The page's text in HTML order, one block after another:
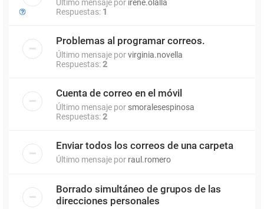
Último mensaje por irene.olalla
Respuestas: 1
Problemas al programar correos.
Último mensaje porvirginia.novella
Respuestas:2
Cuenta de correo en el móvil
Último mensaje por smoralesespinosa
Respuestas:2
Enviar todos los correos de una carpeta
Último mensaje por raul.romero
Borrado simultáneo de grupos de las
direcciones personales